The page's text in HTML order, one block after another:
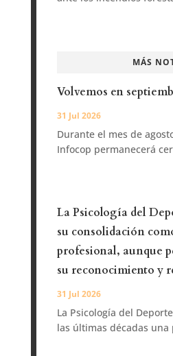
MÁS
Volvemos en
31 Jul 2026
Durante el mes de
Infocop permanecerá
La Psicología del
su consolidación
profesional, aunque
su reconocimiento y
31 Jul 2026
La Psicología del
las últimas décadas una